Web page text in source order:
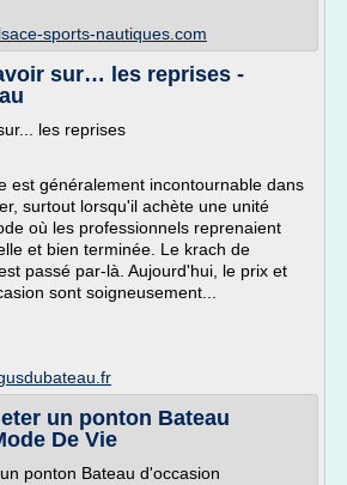
sports-nautiques.com
sur… les reprises -
les reprises
est généralement incontournable dans
surtout lorsqu'il achète une unité
où les professionnels reprenaient
et bien terminée. Le krach de
passé par-là. Aujourd'hui, le prix et
sont soigneusement...
un ponton Bateau
De Vie
ponton Bateau d'occasion